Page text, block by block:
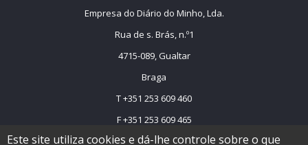
Empresa do Diário do Minho, Lda.
Rua de s. Brás, n.º1
4715-089, Gualtar
Braga
T +351 253 609 460
F +351 253 609 465
Ecomercial@dmtv.pt
Este site utiliza cookies e dá-lhe controle sobre o que